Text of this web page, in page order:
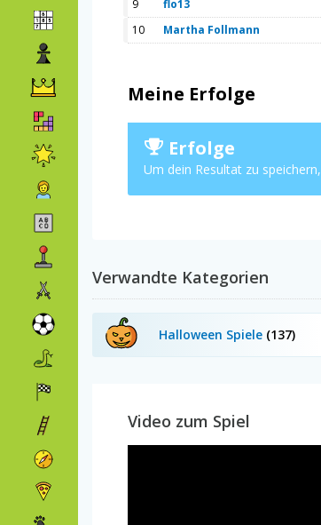
9
flo13
10
Martha Follmann
Meine Erfolge
Erfolge
Um dein Resultat zu speichern,
Verwandte Kategorien
Halloween Spiele (137)
Video zum Spiel